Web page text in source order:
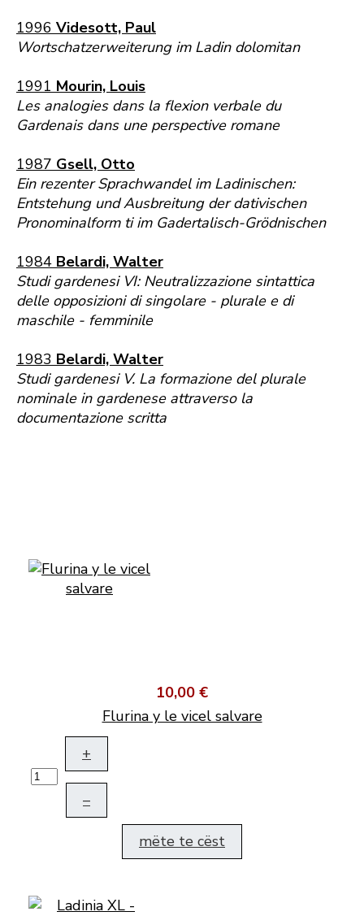
1996 Videsott, Paul
Wortschatzerweiterung im Ladin dolomitan
1991 Mourin, Louis
Les analogies dans la flexion verbale du
Gardenais dans une perspective romane
1987 Gsell, Otto
Ein rezenter Sprachwandel im Ladinischen:
Entstehung und Ausbreitung der dativischen
Pronominalform ti im Gadertalisch-Grödnischen
1984 Belardi, Walter
Studi gardenesi VI: Neutralizzazione sintattica
delle opposizioni di singolare - plurale e di
maschile - femminile
1983 Belardi, Walter
Studi gardenesi V. La formazione del plurale
nominale in gardenese attraverso la
documentazione scritta
10,00 €
Flurina y le vicel salvare
+
–
mëte te cëst